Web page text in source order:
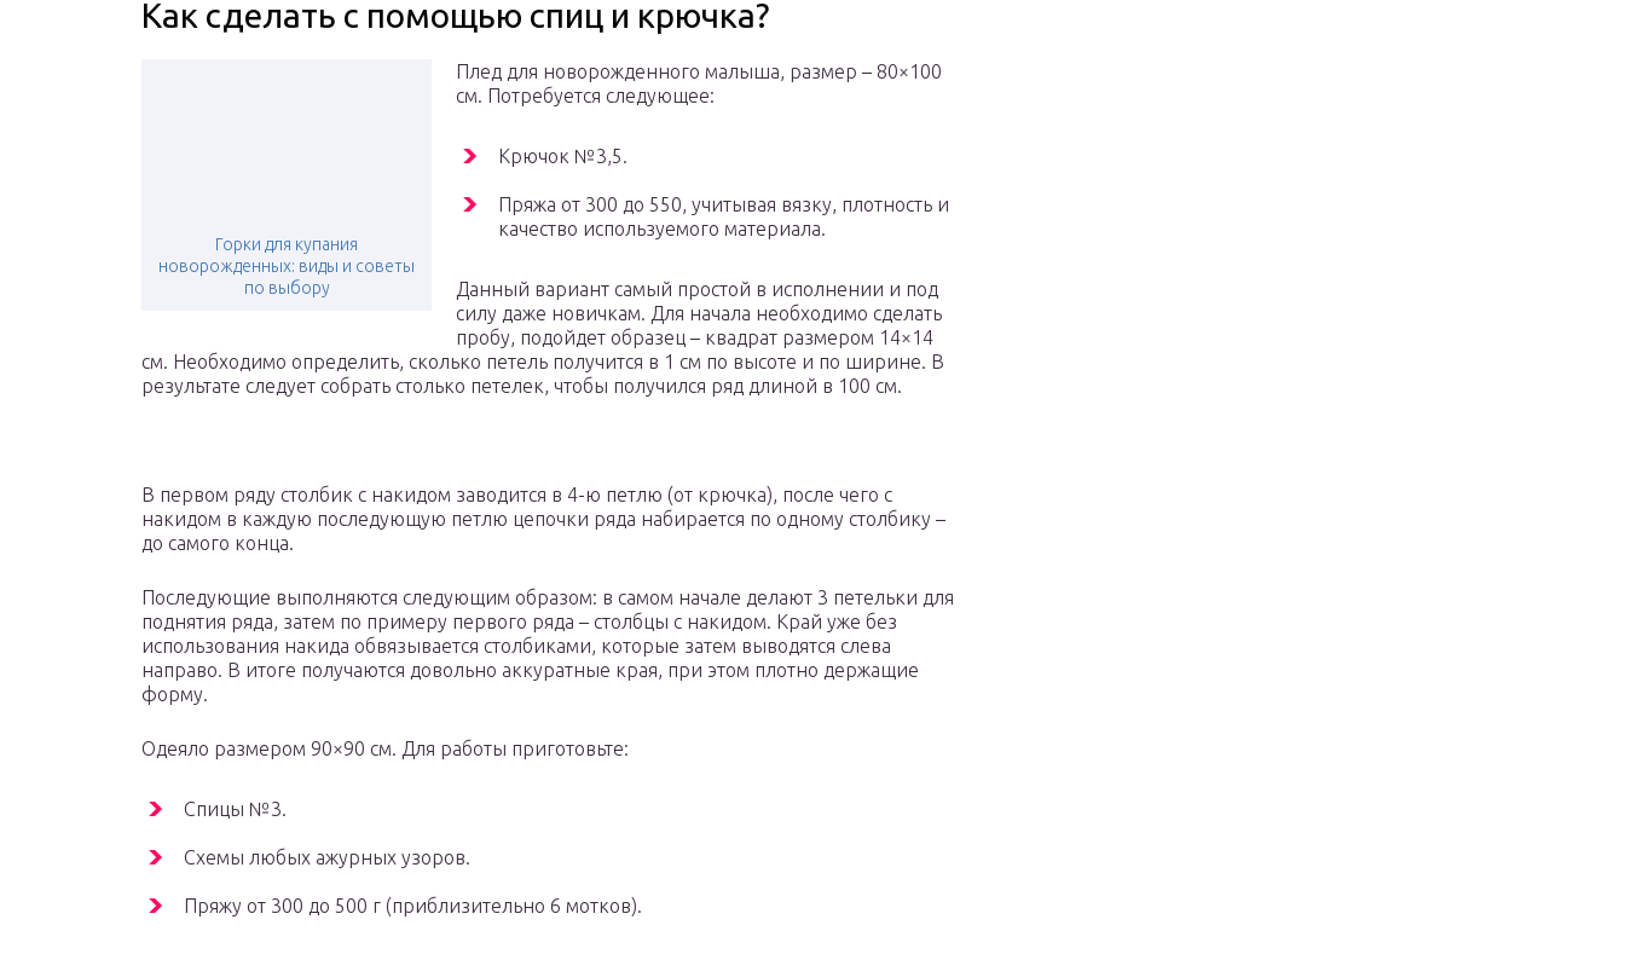
Как сделать с помощью спиц и крючка?
Горки для купания
новорожденных: виды и советы
по выбору
Плед для новорожденного малыша, размер – 80×100
см. Потребуется следующее:
Крючок №3,5.
Пряжа от 300 до 550, учитывая вязку, плотность и
качество используемого материала.
Данный вариант самый простой в исполнении и под
силу даже новичкам. Для начала необходимо сделать
пробу, подойдет образец – квадрат размером 14×14
см. Необходимо определить, сколько петель получится в 1 см по высоте и по ширине. В
результате следует собрать столько петелек, чтобы получился ряд длиной в 100 см.
В первом ряду столбик с накидом заводится в 4-ю петлю (от крючка), после чего с
накидом в каждую последующую петлю цепочки ряда набирается по одному столбику –
до самого конца.
Последующие выполняются следующим образом: в самом начале делают 3 петельки для
поднятия ряда, затем по примеру первого ряда – столбцы с накидом. Край уже без
использования накида обвязывается столбиками, которые затем выводятся слева
направо. В итоге получаются довольно аккуратные края, при этом плотно держащие
форму.
Одеяло размером 90×90 см. Для работы приготовьте:
Спицы №3.
Схемы любых ажурных узоров.
Пряжу от 300 до 500 г (приблизительно 6 мотков).